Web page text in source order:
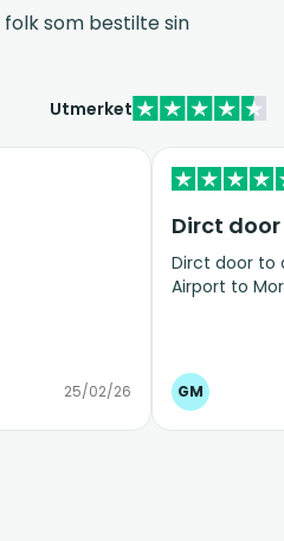
som bestilte sin
Utmerket
25/02/26
Dirct
Dirct door to
Airport to
GM